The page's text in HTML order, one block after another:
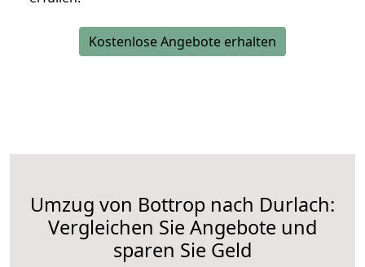
Kostenlose Angebote erhalten
Umzug von Bottrop nach Durlach:
Vergleichen Sie Angebote und
sparen Sie Geld